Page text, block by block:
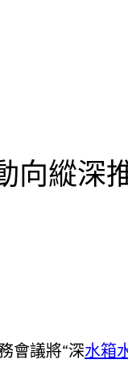
向縱深
會議將“深水箱